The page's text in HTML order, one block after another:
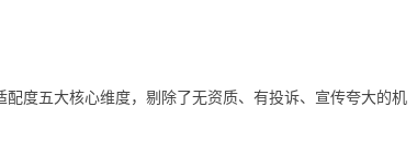
度五大核心维度，剔除了无资质、有投诉、宣传夸大的机